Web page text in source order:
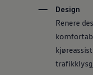
Design
Renere